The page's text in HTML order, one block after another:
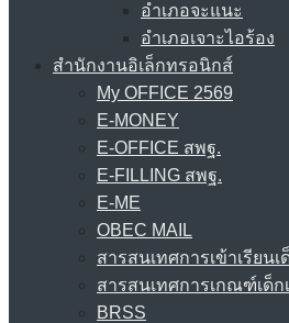
อำเภอจะแนะ
อำเภอเจาะไอร้อง
สำนักงานอิเล็กทรอนิกส์
My OFFICE 2569
E-MONEY
E-OFFICE สพฐ.
E-FILLING สพฐ.
E-ME
OBEC MAIL
สารสนเทศการเข้าเรียนเ
สารสนเทศการเกณฑ์เด็ก
BRSS